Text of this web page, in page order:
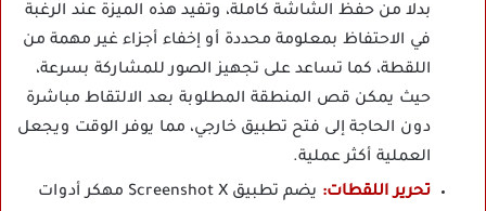
بدلا من حفظ الشاشة كاملة، وتفيد هذه الميزة عند الرغبة
في الاحتفاظ بمعلومة محددة أو إخفاء أجزاء غير مهمة من
اللقطة، كما تساعد على تجهيز الصور للمشاركة بسرعة،
حيث يمكن قص المنطقة المطلوبة بعد الالتقاط مباشرة
دون الحاجة إلى فتح تطبيق خارجي، مما يوفر الوقت ويجعل
العملية أكثر عملية.
تحرير اللقطات:
يضم تطبيق Screenshot X مهكر أدوات